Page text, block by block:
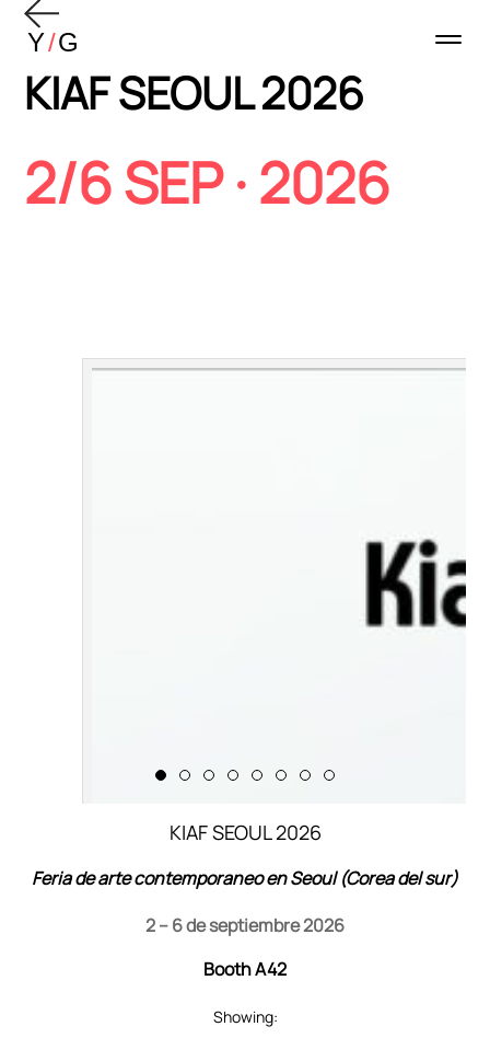
KIAF SEOUL 2026
2/6 SEP · 2026
KIAF SEOUL 2026
Feria de arte contemporaneo en Seoul (Corea del sur)
2 – 6 de septiembre 2026
Booth A42
Showing: